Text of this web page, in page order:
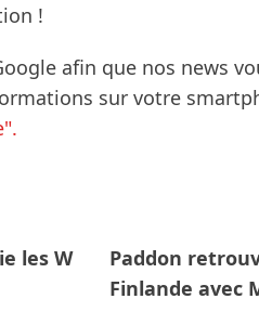
!
afin que nos news
sur votre
les W
Paddon
Finlande avec